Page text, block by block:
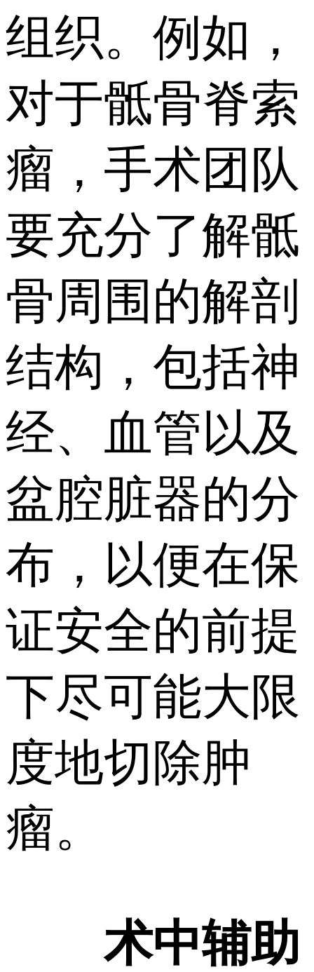
组织。例如，
对于骶骨脊索
瘤，手术团队
要充分了解骶
骨周围的解剖
结构，包括神
经、血管以及
盆腔脏器的分
布，以便在保
证安全的前提
下尽可能大限
度地切除肿
瘤。
术中辅助